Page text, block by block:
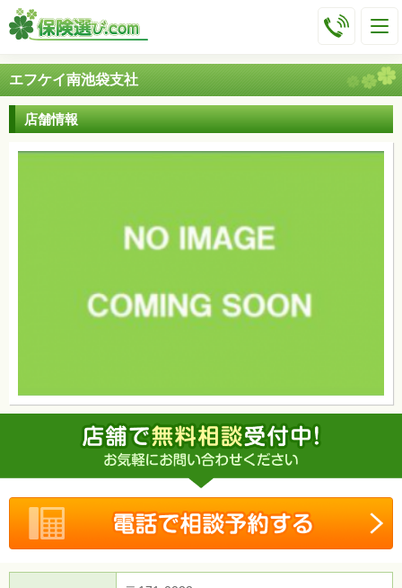
エフケイ南池袋支社
店舗情報